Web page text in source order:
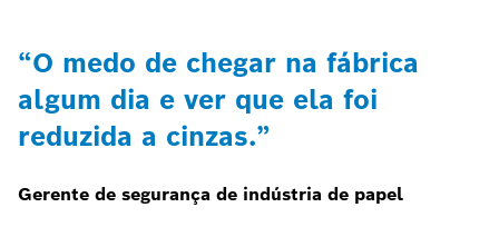
“O medo de chegar na fábrica
algum dia e ver que ela foi
reduzida a cinzas.”
Gerente de segurança de indústria de papel